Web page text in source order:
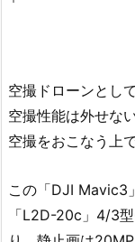
空撮ドローンとし
空撮性能は外せな
空撮をおこなう上
この「DJI Mavic3
「L2D-20c」4/3